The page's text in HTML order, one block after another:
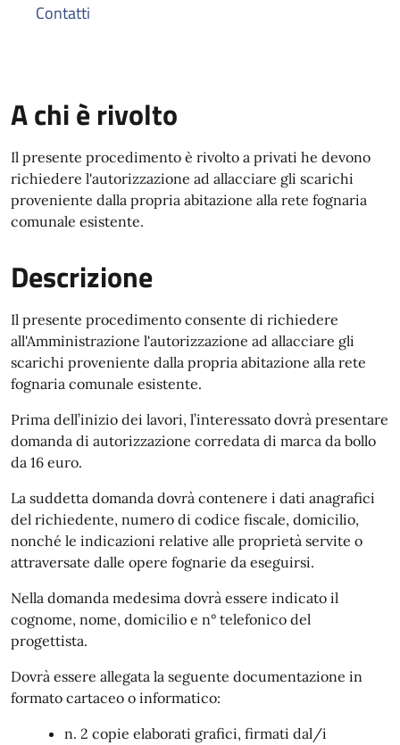
Contatti
A chi è rivolto
Il presente procedimento è rivolto a privati he devono
richiedere l'autorizzazione ad allacciare gli scarichi
proveniente dalla propria abitazione alla rete fognaria
comunale esistente.
Descrizione
Il presente procedimento consente di richiedere
all'Amministrazione l'autorizzazione ad allacciare gli
scarichi proveniente dalla propria abitazione alla rete
fognaria comunale esistente.
Prima dell’inizio dei lavori, l’interessato dovrà presentare
domanda di autorizzazione corredata di marca da bollo
da 16 euro.
La suddetta domanda dovrà contenere i dati anagrafici
del richiedente, numero di codice fiscale, domicilio,
nonché le indicazioni relative alle proprietà servite o
attraversate dalle opere fognarie da eseguirsi.
Nella domanda medesima dovrà essere indicato il
cognome, nome, domicilio e n° telefonico del
progettista.
Dovrà essere allegata la seguente documentazione in
formato cartaceo o informatico:
n. 2 copie elaborati grafici, firmati dal/i